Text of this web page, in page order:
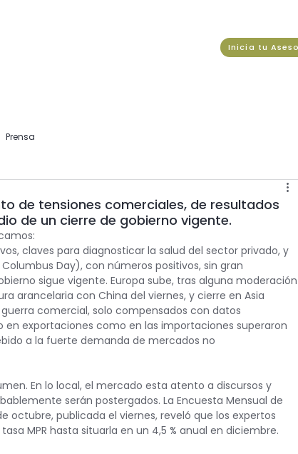
Inicia tu
Prensa
de tensiones comerciales, de resultados
de un cierre de gobierno vigente.
claves para diagnosticar la salud del sector privado, y
Day), con números positivos, sin gran
sigue vigente. Europa sube, tras alguna moderación
arancelaria con China del viernes, y cierre en Asia
comercial, solo compensados con datos
exportaciones como en las importaciones superaron
a la fuerte demanda de mercados no
En lo local, el mercado esta atento a discursos y
serán postergados. La Encuesta Mensual de
octubre, publicada el viernes, reveló que los expertos
MPR hasta situarla en un 4,5 % anual en diciembre.